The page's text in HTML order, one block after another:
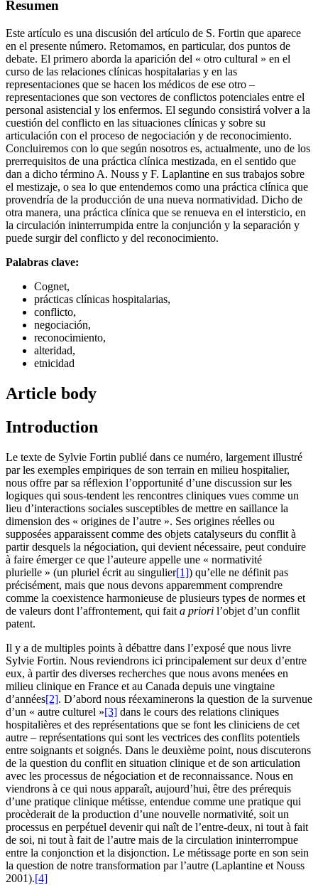
Resumen
Este artículo es una discusión del artículo de S. Fortin que aparece
en el presente número. Retomamos, en particular, dos puntos de
debate. El primero aborda la aparición del « otro cultural » en el
curso de las relaciones clínicas hospitalarias y en las
representaciones que se hacen los médicos de ese otro –
representaciones que son vectores de conflictos potenciales entre el
personal asistencial y los enfermos. El segundo consistirá volver a la
cuestión del conflicto en las situaciones clínicas y sobre su
articulación con el proceso de negociación y de reconocimiento.
Concluiremos con lo que según nosotros es, actualmente, uno de los
prerrequisitos de una práctica clínica mestizada, en el sentido que
dan a dicho término A. Nouss y F. Laplantine en sus trabajos sobre
el mestizaje, o sea lo que entendemos como una práctica clínica que
provendría de la producción de una nueva normatividad. Dicho de
otra manera, una práctica clínica que se renueva en el intersticio, en
la circulación ininterrumpida entre la conjunción y la separación y
puede surgir del conflicto y del reconocimiento.
Palabras clave:
Cognet,
prácticas clínicas hospitalarias,
conflicto,
negociación,
reconocimiento,
alteridad,
etnicidad
Article body
Introduction
Le texte de Sylvie Fortin publié dans ce numéro, largement illustré
par les exemples empiriques de son terrain en milieu hospitalier,
nous offre par sa réflexion l’opportunité d’une discussion sur les
logiques qui sous-tendent les rencontres cliniques vues comme un
lieu d’interactions sociales susceptibles de mettre en saillance la
dimension des « origines de l’autre ». Ses origines réelles ou
supposées apparaissent comme des objets catalyseurs du conflit à
partir desquels la négociation, qui devient nécessaire, peut conduire
à faire émerger ce que l’auteure appelle une « normativité
plurielle » (un pluriel écrit au singulier[1]) qu’elle ne définit pas
précisément, mais que nous devons apparemment comprendre
comme la coexistence harmonieuse de plusieurs types de normes et
de valeurs dont l’affrontement, qui fait a priori l’objet d’un conflit
patent.
Il y a de multiples points à débattre dans l’exposé que nous livre
Sylvie Fortin. Nous reviendrons ici principalement sur deux d’entre
eux, à partir des diverses recherches que nous avons menées en
milieu clinique en France et au Canada depuis une vingtaine
d’années[2]. D’abord nous réexaminerons la question de la survenue
d’un « autre culturel »[3] dans le cours des relations cliniques
hospitalières et des représentations que se font les cliniciens de cet
autre – représentations qui sont les vectrices des conflits potentiels
entre soignants et soignés. Dans le deuxième point, nous discuterons
de la question du conflit en situation clinique et de son articulation
avec les processus de négociation et de reconnaissance. Nous en
viendrons à ce qui nous apparaît, aujourd’hui, être des prérequis
d’une pratique clinique métisse, entendue comme une pratique qui
procèderait de la production d’une nouvelle normativité, soit un
processus en perpétuel devenir qui naît de l’entre-deux, ni tout à fait
de soi, ni tout à fait de l’autre mais de la circulation ininterrompue
entre la conjonction et la disjonction. Le métissage porte en son sein
la question de notre transformation par l’autre (Laplantine et Nouss
2001).[4]